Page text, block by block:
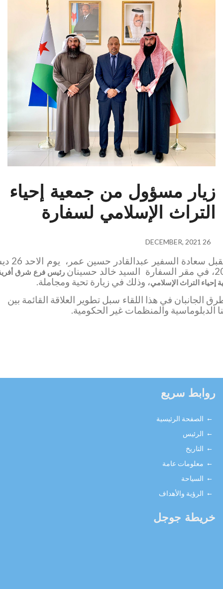
مسؤول من جمعية إحياء
الإسلامي لسفارة
إستقبل سعادة السفير عبدالقادر حسين عمر، يوم الاحد 26 ديسمبر
رئيس فرع شرق أفريقيا في
التراث الإسلامي، وذلك في زيارة تحية ومجاملة.
في هذا اللقاء سبل تطوير العلاقة القائمة بين
والمنظمات غير الحكومية.
سريع
الصفحة الرئيسية
الرئيس
التاريخ
معلومات عامة
السياحة
الرؤية والأهداف
جوجل